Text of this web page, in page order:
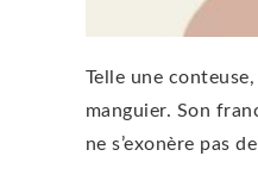
Telle une
manguier. Son
ne s’exonère pas